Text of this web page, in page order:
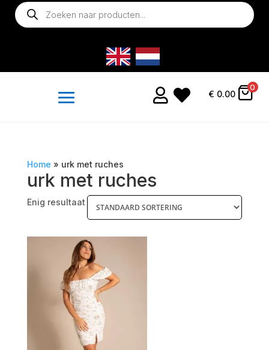
Producten
zoeken
  € 0.00
0
Home » urk met ruches
urk met ruches
Enig resultaat